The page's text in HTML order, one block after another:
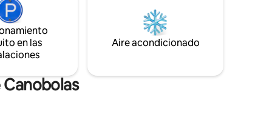
y
acción y
La cocina cuenta con fogones, horno,
lavavajillas, cafetera, tostadora, hervidor
de agua y nevera/congelador. Relájate
después de un día de trabajo o de
en las
Aire acondicionado